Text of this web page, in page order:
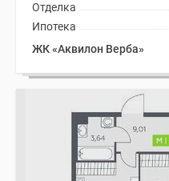
Отделка
Ипотека
ЖК «Аквилон Верба»